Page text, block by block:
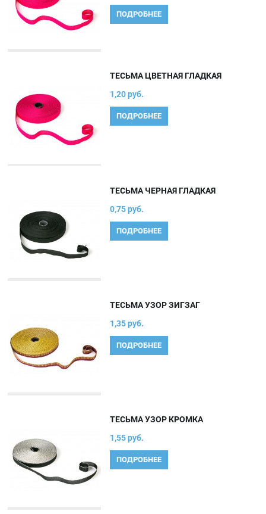
ПОДРОБНЕЕ
ТЕСЬМА ЦВЕТНАЯ ГЛАДКАЯ
1,20 руб.
ПОДРОБНЕЕ
ТЕСЬМА ЧЕРНАЯ ГЛАДКАЯ
0,75 руб.
ПОДРОБНЕЕ
ТЕСЬМА УЗОР ЗИГЗАГ
1,35 руб.
ПОДРОБНЕЕ
ТЕСЬМА УЗОР КРОМКА
1,55 руб.
ПОДРОБНЕЕ